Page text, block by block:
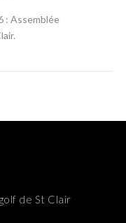
: Assemblée
de St Clair